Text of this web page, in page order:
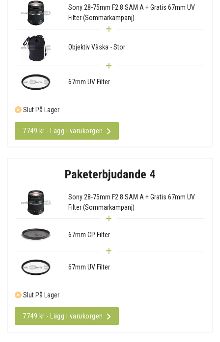
Sony 28-75mm F2.8 SAM A + Gratis 67mm UV
Filter (Sommarkampanj)
Objektiv Väska - Stor
67mm UV Filter
Slut På Lager
7749 kr - Lägg i varukorgen
Paketerbjudande 4
Sony 28-75mm F2.8 SAM A + Gratis 67mm UV
Filter (Sommarkampanj)
67mm CP Filter
67mm UV Filter
Slut På Lager
7749 kr - Lägg i varukorgen